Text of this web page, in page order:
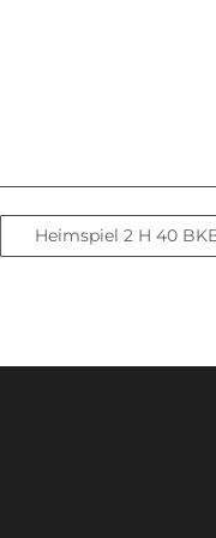
Heimspiel 2 H 40